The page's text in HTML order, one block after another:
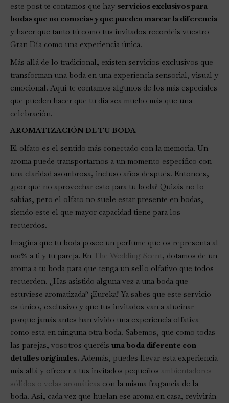
este post te contamos que hay servicios exclusivos para
bodas que no conocías y que pueden marcar la diferencia
y hacer que tanto tú como tus invitados recordéis vuestro
Gran Día como una experiencia única.
Más allá de lo tradicional, existen servicios exclusivos que
transforman una boda en una experiencia sensorial, visual y
emocional. Aquí te contamos algunos de los más especiales
que pueden hacer que tu día sea mucho más que una
celebración.
AROMATIZACIÓN DE TU BODA
El olfato es el sentido más conectado con la memoria. Un
aroma puede transportarnos a un momento específico con
una claridad asombrosa, incluso años después. Entonces,
¿por qué no aprovechar esto para tu boda? Quizás no lo
sabías, pero el olfato no suele estar presente en bodas,
siendo este el que mayor capacidad tiene para los
recuerdos.
Imagina que tu boda posee un perfume que os representa al
100% a ti y tu pareja. En The Wedding Scent, dotamos de un
aroma a tu boda para que tenga un sello olfativo que todos
recuerden. ¿Has asistido alguna vez a una boda que
estuviese aromatizada? ¡Eureka! Ya sabes que este servicio
es único, exclusivo y que tus invitados van a alucinar
porque jamás antes han vivido una experiencia olfativa
como esta en ninguna otra boda. Sabemos, que como todas
las parejas, vosotros queréis una boda diferente con
detalles originales. Además, puedes llevar esta experiencia
más allá y ofrecer a tus invitados pequeños ambientadores
sólidos o velas aromáticas con la misma fragancia de la
boda. Así, cada vez que huelan ese aroma en casa, revivirán